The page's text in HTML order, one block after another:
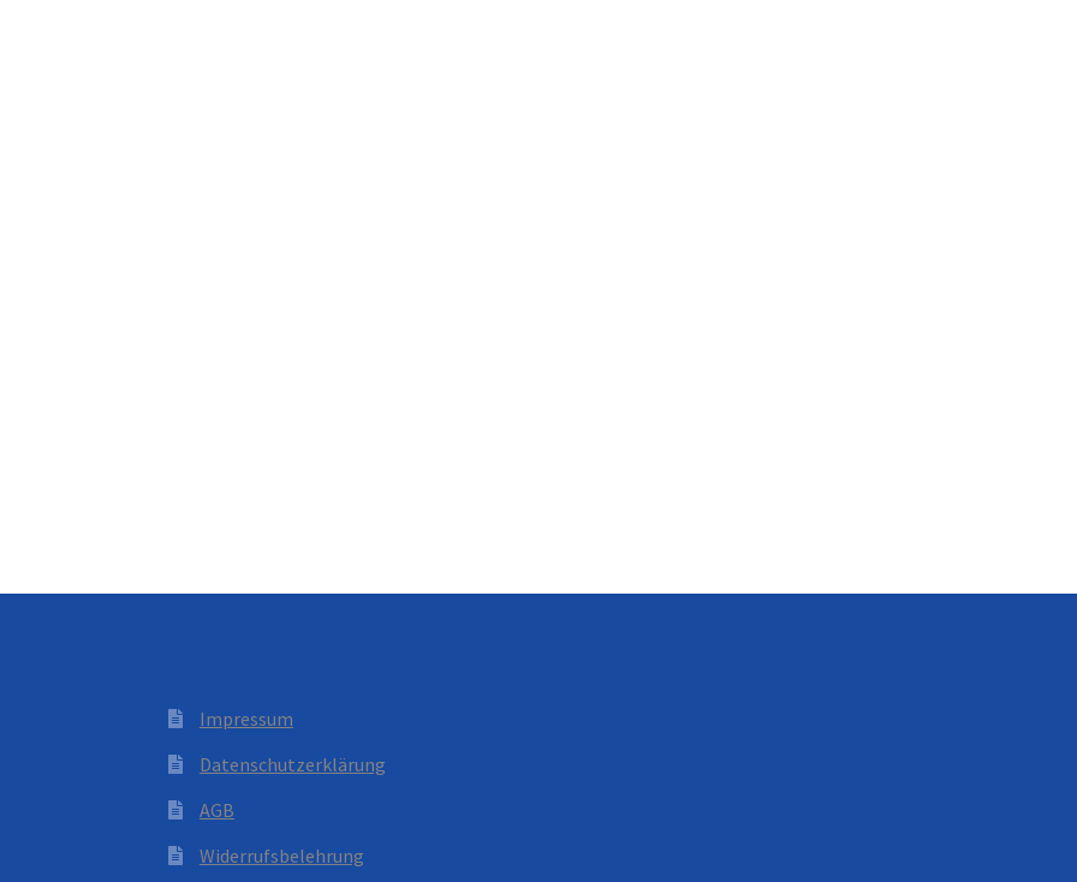
Impressum
Datenschutzerklärung
AGB
Widerrufsbelehrung